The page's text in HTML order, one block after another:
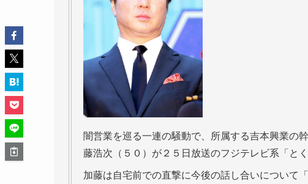
闇営業を巡る一連の騒動で、所属する吉本興業の
藤浩次（５０）が２５日放送のフジテレビ系「と
加藤は自宅前での直撃に今後の話し合いについて